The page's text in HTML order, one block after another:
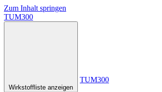
Zum Inhalt springen
TUM300
Wirkstoffliste anzeigen
TUM300